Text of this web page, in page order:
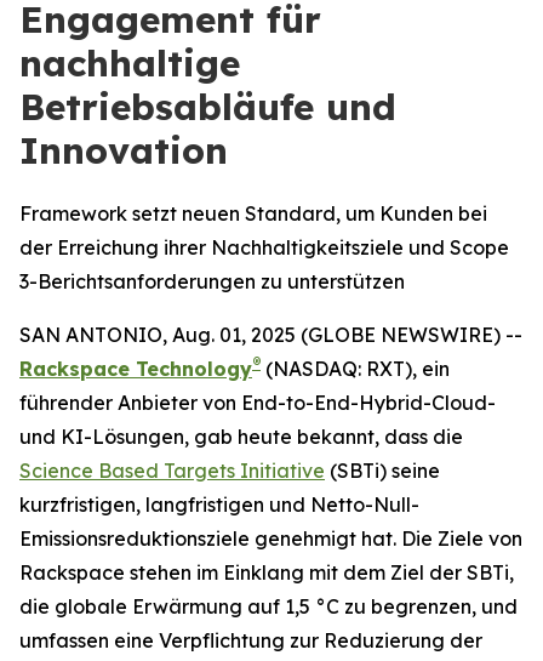
Engagement für
nachhaltige
Betriebsabläufe und
Innovation
Framework setzt neuen Standard, um Kunden bei
der Erreichung ihrer Nachhaltigkeitsziele und Scope
3-Berichtsanforderungen zu unterstützen
SAN ANTONIO, Aug. 01, 2025 (GLOBE NEWSWIRE) --
Rackspace Technology® (NASDAQ: RXT), ein
führender Anbieter von End-to-End-Hybrid-Cloud-
und KI-Lösungen, gab heute bekannt, dass die
Science Based Targets Initiative (SBTi) seine
kurzfristigen, langfristigen und Netto-Null-
Emissionsreduktionsziele genehmigt hat. Die Ziele von
Rackspace stehen im Einklang mit dem Ziel der SBTi,
die globale Erwärmung auf 1,5 °C zu begrenzen, und
umfassen eine Verpflichtung zur Reduzierung der